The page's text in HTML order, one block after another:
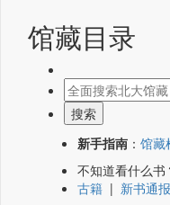
馆藏目录
新手指南 ： 馆藏
不知道看什么书
古籍 | 新书通报